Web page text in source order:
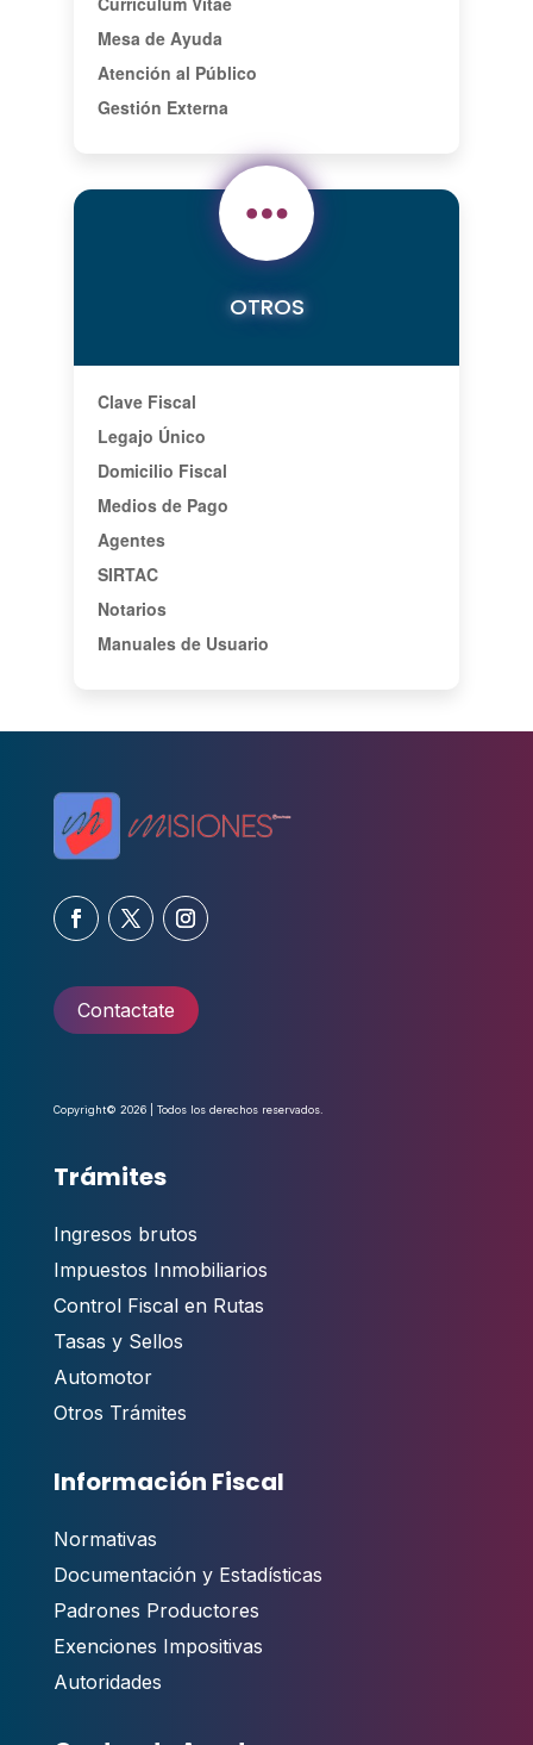
Mesa de Ayuda
Atención al Público
Gestión Externa
OTROS
Clave Fiscal
Legajo Único
Domicilio Fiscal
Medios de Pago
Agentes
SIRTAC
Notarios
Manuales de Usuario
Contactate
Copyright© 2026 | Todos los derechos reservados.
Trámites
Ingresos brutos
Impuestos Inmobiliarios
Control Fiscal en Rutas
Tasas y Sellos
Automotor
Otros Trámites
Información Fiscal
Normativas
Documentación y Estadísticas
Padrones Productores
Exenciones Impositivas
Autoridades